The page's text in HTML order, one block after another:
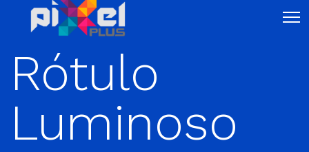
Rótulo
Luminoso